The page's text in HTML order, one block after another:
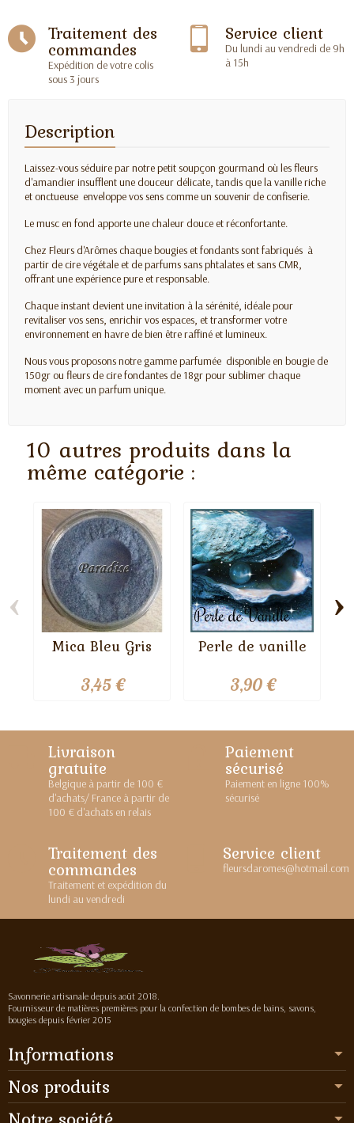
Traitement des
commandes
Expédition de votre colis
sous 3 jours
Service client
Du lundi au vendredi de 9h
à 15h
Description
Laissez-vous séduire par notre petit soupçon gourmand où les fleurs
d'amandier insufflent une douceur délicate, tandis que la vanille riche
et onctueuse enveloppe vos sens comme un souvenir de confiserie.
Le musc en fond apporte une chaleur douce et réconfortante.
Chez Fleurs d'Arômes chaque bougies et fondants sont fabriqués à
partir de cire végétale et de parfums sans phtalates et sans CMR,
offrant une expérience pure et responsable.
Chaque instant devient une invitation à la sérénité, idéale pour
revitaliser vos sens, enrichir vos espaces, et transformer votre
environnement en havre de bien être raffiné et lumineux.
Nous vous proposons notre gamme parfumée disponible en bougie de
150gr ou fleurs de cire fondantes de 18gr pour sublimer chaque
moment avec un parfum unique.
10 autres produits dans la
même catégorie :
Mica Bleu Gris
3,45 €
Perle de vanille
3,90 €
‹ ›
Livraison
gratuite
Belgique à partir de 100 €
d'achats/ France à partir de
100 € d'achats en relais
Paiement
sécurisé
Paiement en ligne 100%
sécurisé
Traitement des
commandes
Traitement et expédition du
lundi au vendredi
Service client
fleursdaromes@hotmail.com
Savonnerie artisanale depuis août 2018.
Fournisseur de matières premières pour la confection de bombes de bains, savons,
bougies depuis février 2015
Informations
Nos produits